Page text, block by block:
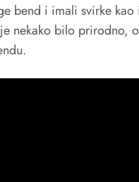
bend i imali svirke
nekako bilo prirodno,